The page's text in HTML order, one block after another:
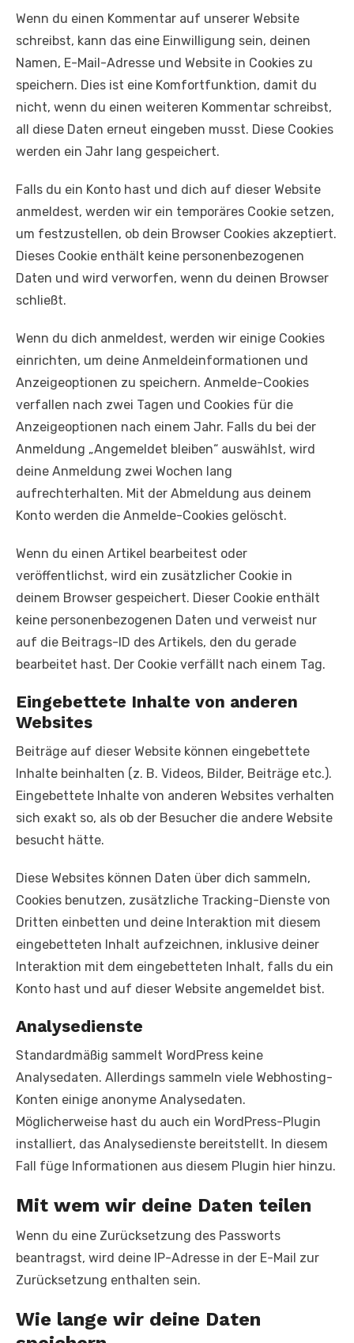
Wenn du einen Kommentar auf unserer Website
schreibst, kann das eine Einwilligung sein, deinen
Namen, E-Mail-Adresse und Website in Cookies zu
speichern. Dies ist eine Komfortfunktion, damit du
nicht, wenn du einen weiteren Kommentar schreibst,
all diese Daten erneut eingeben musst. Diese Cookies
werden ein Jahr lang gespeichert.
Falls du ein Konto hast und dich auf dieser Website
anmeldest, werden wir ein temporäres Cookie setzen,
um festzustellen, ob dein Browser Cookies akzeptiert.
Dieses Cookie enthält keine personenbezogenen
Daten und wird verworfen, wenn du deinen Browser
schließt.
Wenn du dich anmeldest, werden wir einige Cookies
einrichten, um deine Anmeldeinformationen und
Anzeigeoptionen zu speichern. Anmelde-Cookies
verfallen nach zwei Tagen und Cookies für die
Anzeigeoptionen nach einem Jahr. Falls du bei der
Anmeldung „Angemeldet bleiben“ auswählst, wird
deine Anmeldung zwei Wochen lang
aufrechterhalten. Mit der Abmeldung aus deinem
Konto werden die Anmelde-Cookies gelöscht.
Wenn du einen Artikel bearbeitest oder
veröffentlichst, wird ein zusätzlicher Cookie in
deinem Browser gespeichert. Dieser Cookie enthält
keine personenbezogenen Daten und verweist nur
auf die Beitrags-ID des Artikels, den du gerade
bearbeitet hast. Der Cookie verfällt nach einem Tag.
Eingebettete Inhalte von anderen
Websites
Beiträge auf dieser Website können eingebettete
Inhalte beinhalten (z. B. Videos, Bilder, Beiträge etc.).
Eingebettete Inhalte von anderen Websites verhalten
sich exakt so, als ob der Besucher die andere Website
besucht hätte.
Diese Websites können Daten über dich sammeln,
Cookies benutzen, zusätzliche Tracking-Dienste von
Dritten einbetten und deine Interaktion mit diesem
eingebetteten Inhalt aufzeichnen, inklusive deiner
Interaktion mit dem eingebetteten Inhalt, falls du ein
Konto hast und auf dieser Website angemeldet bist.
Analysedienste
Standardmäßig sammelt WordPress keine
Analysedaten. Allerdings sammeln viele Webhosting-
Konten einige anonyme Analysedaten.
Möglicherweise hast du auch ein WordPress-Plugin
installiert, das Analysedienste bereitstellt. In diesem
Fall füge Informationen aus diesem Plugin hier hinzu.
Mit wem wir deine Daten teilen
Wenn du eine Zurücksetzung des Passworts
beantragst, wird deine IP-Adresse in der E-Mail zur
Zurücksetzung enthalten sein.
Wie lange wir deine Daten